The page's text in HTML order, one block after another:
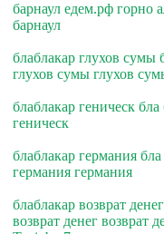
барнаул едем.рф горно
барнаул
блаблакар глухов сумы
глухов сумы глухов
блаблакар геническ
геническ
блаблакар германия
германия германия
блаблакар возврат
возврат денег возврат